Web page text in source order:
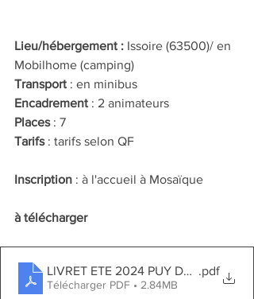
Lieu/hébergement : Issoire (63500)/ en
Mobilhome (camping)
Transport : en minibus
Encadrement : 2 animateurs
Places : 7
Tarifs : tarifs selon QF
Inscription : à l'accueil à Mosaïque
à télécharger
LlVRET ETE 2024 PUY DOME.pdf
Télécharger PDF • 2.84MB